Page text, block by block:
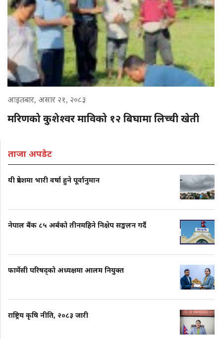
आइतबार, असार २१, २०८३
मरिणको कुशेश्वर माविको १२ बिघामा लिच्ची खेती
ताजा अपडेट
यी प्रदेशमा भारी वर्षा हुने पूर्वानुमान
नेपाल बैंक ८५ अर्बको तीनमहिने निक्षेप सङ्कलन गर्दै
फार्मेसी परिषद्को अध्यक्षमा आलम नियुक्त
राष्ट्रिय कृषि नीति, २०८३ जारी